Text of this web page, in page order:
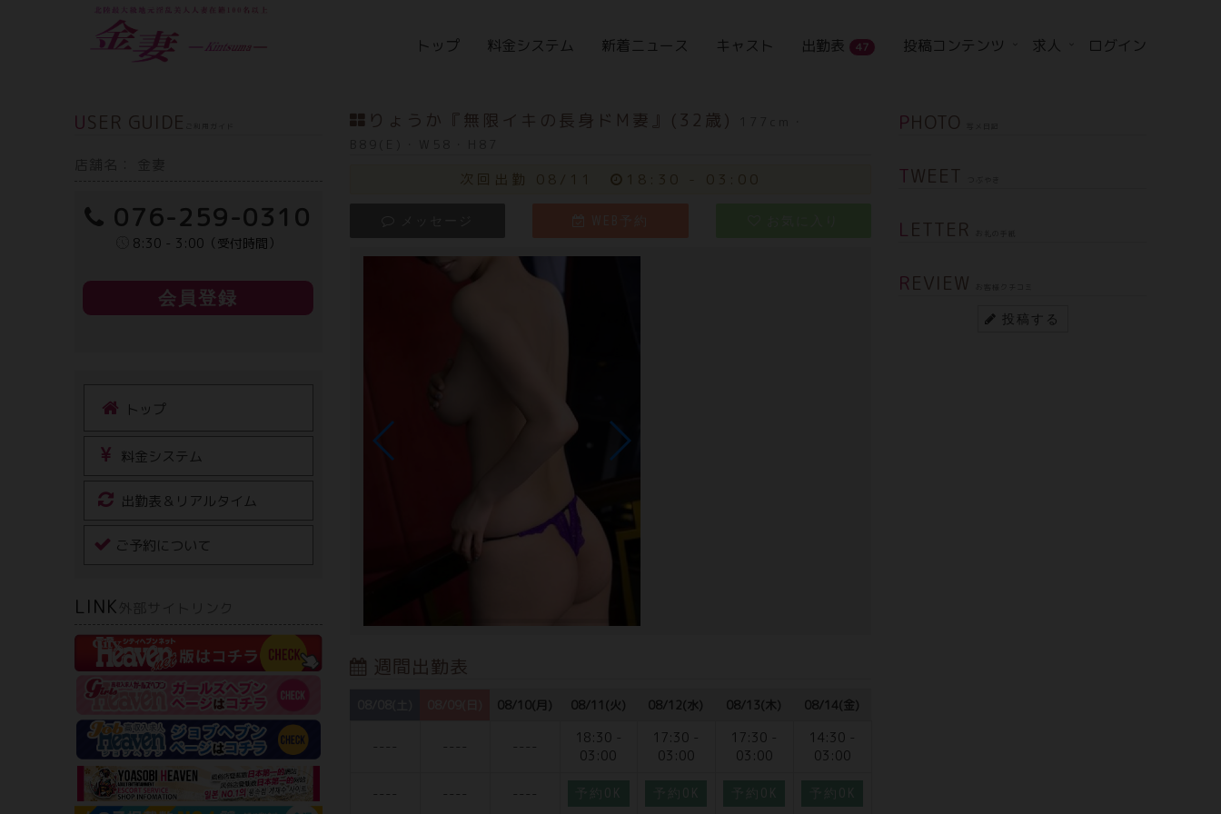
トップ 料金システム 新着ニュース キャスト 出勤表 47 投稿コンテンツ 求人 ログイン
りょうか『無限イキの長身ドM妻』(32歳)
次回出勤 08/11 18:30 - 03:00
週間出勤表
08/10(月) 08/11(火) 08/12(水) 08/13(木) 08/14(金)
---- ---- ----
18:30 -
03:00
17:30 -
03:00
17:30 -
03:00
14:30 -
03:00
---- ---- ----
PHOTO
TWEET
LETTER
REVIEW
投稿する
USER GUIDE
076-259-0310
8:30 - 3:00（受付時間）
会員登録
トップ
料金システム
出勤表＆リアルタイム
ご予約について
LINK